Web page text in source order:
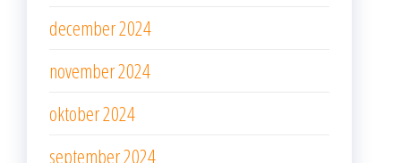
december 2024
november 2024
oktober 2024
september 2024